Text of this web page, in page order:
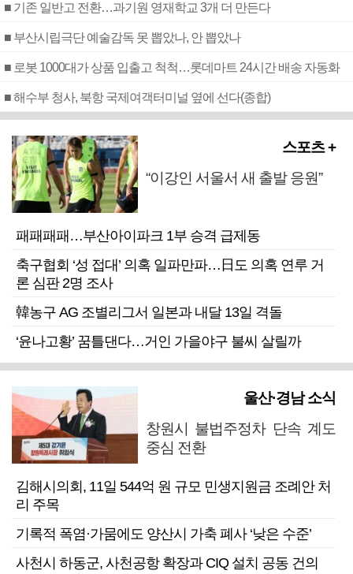
■ 기존 일반고 전환…과기원 영재학교 3개 더 만든다
■ 부산시립극단 예술감독 못 뽑았나, 안 뽑았나
■ 로봇 1000대가 상품 입출고 척척…롯데마트 24시간 배송 자동화
■ 해수부 청사, 북항 국제여객터미널 옆에 선다(종합)
스포츠 +
“이강인 서울서 새 출발 응원”
패패패패…부산아이파크 1부 승격 급제동
축구협회 ‘성 접대’ 의혹 일파만파…日도 의혹 연루 거
론 심판 2명 조사
韓농구 AG 조별리그서 일본과 내달 13일 격돌
‘윤나고황’ 꿈틀댄다…거인 가을야구 불씨 살릴까
울산·경남 소식
창원시 불법주정차 단속 계도
중심 전환
김해시의회, 11일 544억 원 규모 민생지원금 조례안 처
리 주목
기록적 폭염·가뭄에도 양산시 가축 폐사 ‘낮은 수준’
사천시 하동군, 사천공항 확장과 CIQ 설치 공동 건의